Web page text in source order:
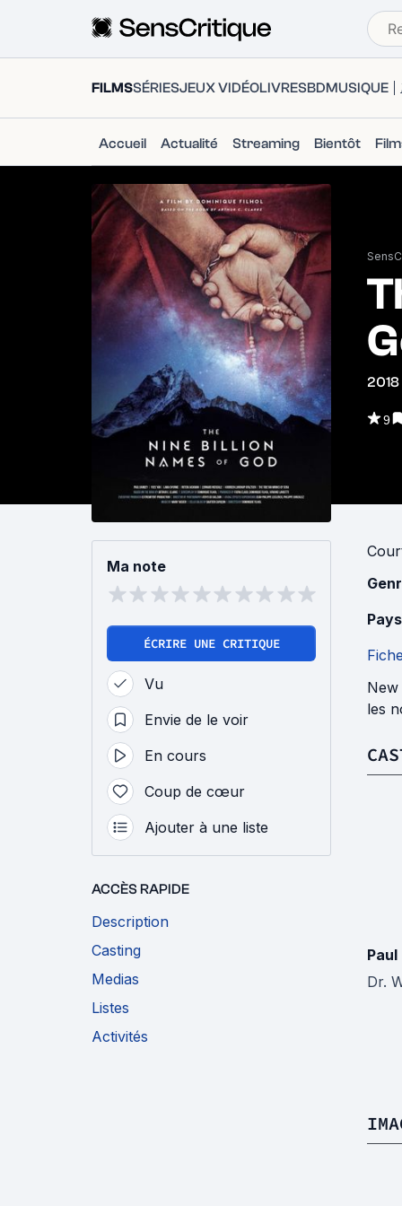
FILMSSÉRIESJEUX VIDÉOLIVRESBDMUSIQUE
Accueil Actualité Streaming Bientôt
2018
9
Ma note
ÉCRIRE UNE CRITIQUE
Vu
Envie de le voir
En cours
Coup de cœur
Ajouter à une liste
ACCÈS RAPIDE
Description
Casting
Medias
Listes
Activités
les
Dr.